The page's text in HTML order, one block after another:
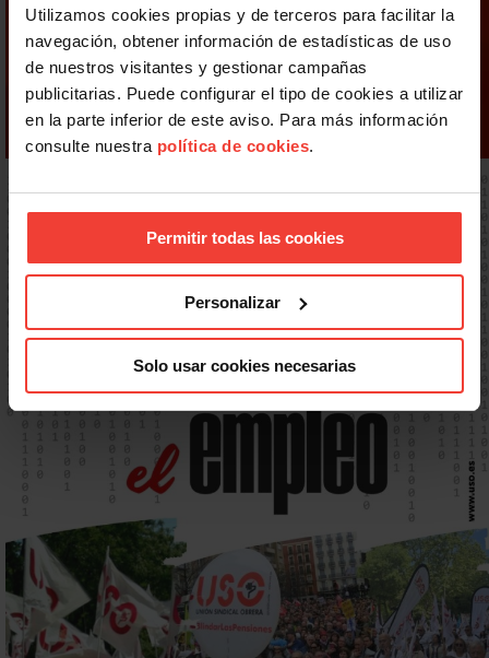
Utilizamos cookies propias y de terceros para facilitar la
navegación, obtener información de estadísticas de uso
de nuestros visitantes y gestionar campañas
publicitarias. Puede configurar el tipo de cookies a utilizar
en la parte inferior de este aviso. Para más información
consulte nuestra política de cookies.
Permitir todas las cookies
Personalizar
Solo usar cookies necesarias